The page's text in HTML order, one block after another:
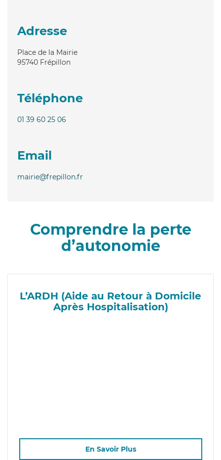
Adresse
Place de la Mairie
95740 Frépillon
Téléphone
01 39 60 25 06
Email
mairie@frepillon.fr
Comprendre la perte
d’autonomie
L’ARDH (Aide au Retour à Domicile
Après Hospitalisation)
En Savoir Plus